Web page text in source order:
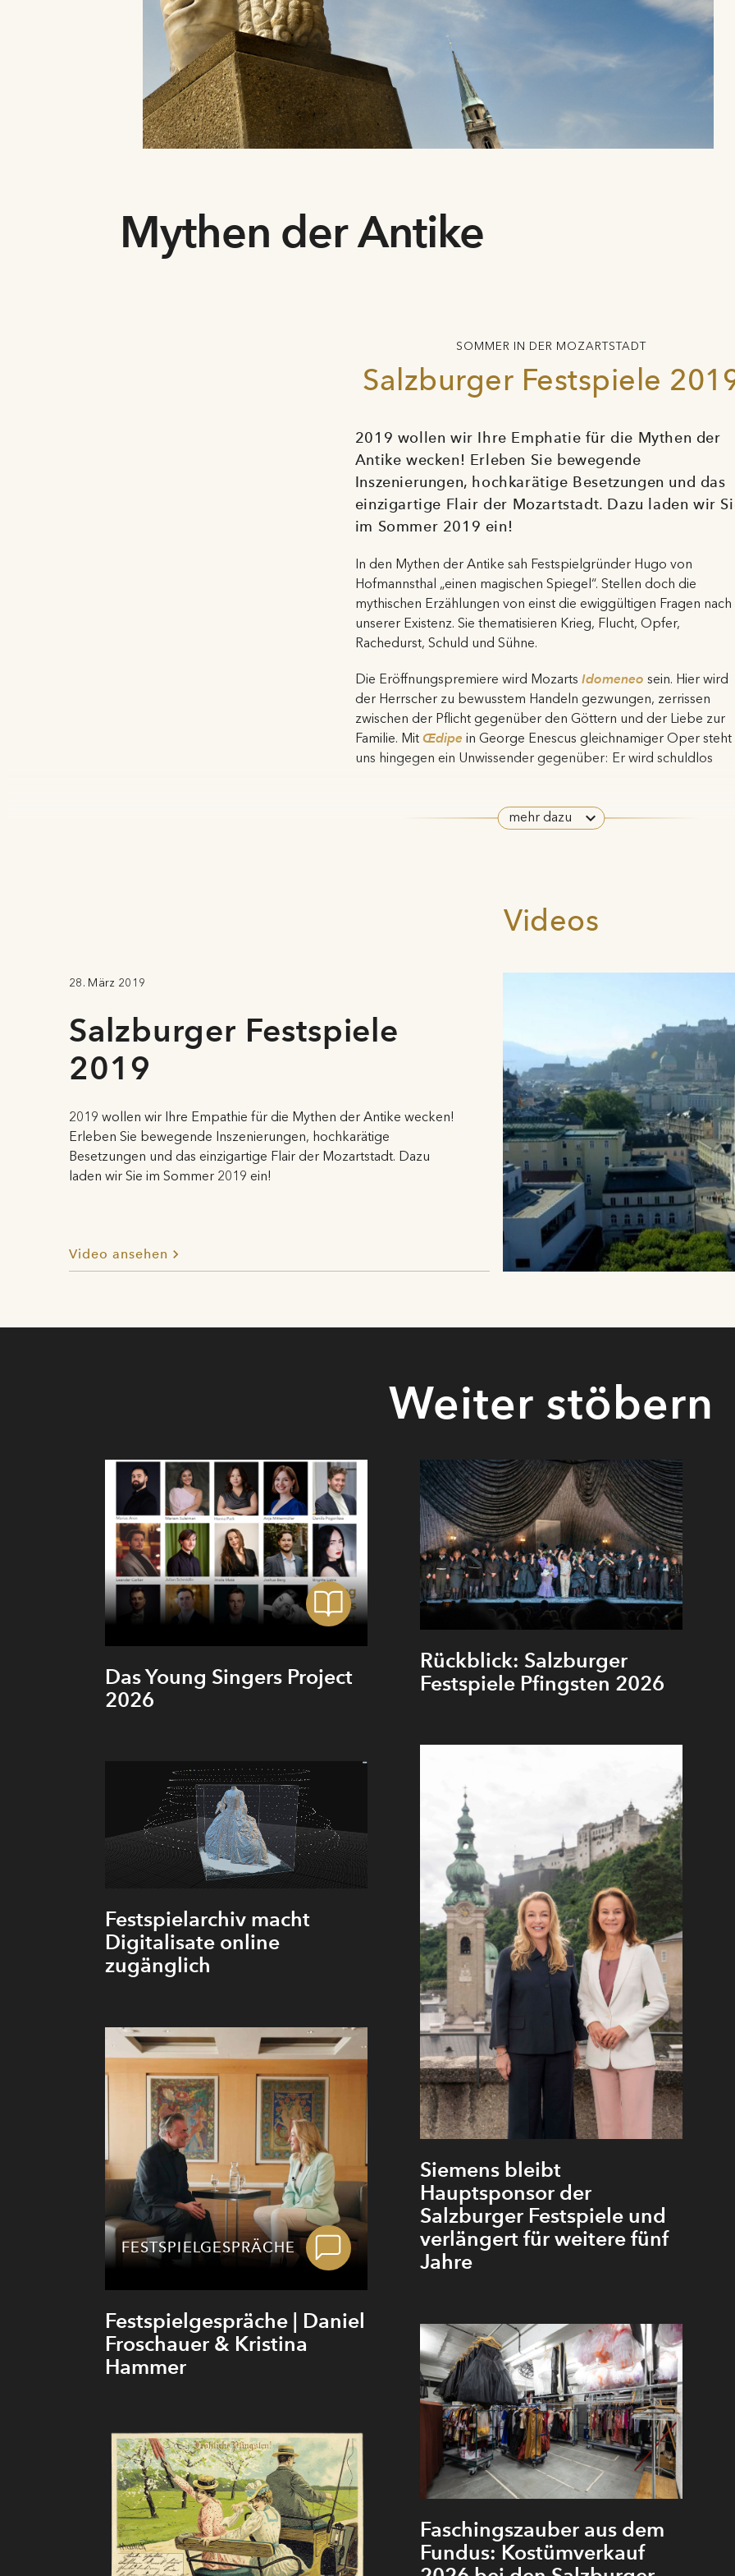
Mythen der Antike
SOMMER IN DER MOZARTSTADT
Salzburger Festspiele
2019 wollen wir Ihre Emphatie für die Mythen der
Antike wecken! Erleben Sie bewegende
Inszenierungen, hochkarätige Besetzungen und das
einzigartige Flair der Mozartstadt. Dazu laden wir
im Sommer 2019 ein!
In den Mythen der Antike sah Festspielgründer Hugo von
Hofmannsthal „einen magischen Spiegel“. Stellen doch die
mythischen Erzählungen von einst die ewiggültigen Fragen nach
unserer Existenz. Sie thematisieren Krieg, Flucht, Opfer,
Rachedurst, Schuld und Sühne.
Die Eröffnungspremiere wird Mozarts Idomeneo sein. Hier wird
der Herrscher zu bewusstem Handeln gezwungen, zerrissen
zwischen der Pflicht gegenüber den Göttern und der Liebe zur
Familie. Mit Œdipe in George Enescus gleichnamiger Oper steht
uns hingegen ein Unwissender gegenüber: Er wird schuldlos
uns an die schicksalhaften Verkettungen in den großen antiken
dem Stoff von Euripides’ Tragödie komponierte Luigi Cherubini
ein großes Seelendrama um enttäuschte Liebe
bietet uns hingegen, ausgehend von Heiner Müllers
Antikenkult seiner Zeit. Seine Operette
Orphée aux enfersist
Persiflage und Gesellschaftssatire zugleich.
Und wie jedes Jahr nehmen wir die Pfingstoper mit unserer
Cecilia Bartoliim Sommer wieder auf. Georg
Friedrich Händels
wurzelt tief im mündlichen Erzählschatz
vergangener Zeiten.
Mit den Mythen spielt auch das Schauspielprogramm. Die
Uraufführung von Theresia WalsersDie Empörtenüberträgt den
antiken Grundkonflikt von Antigone und Kreon in unsere Zeit.
Sommergäste
hingegen lassen sich als Antithese
mythologischen Erzählung lesen. Die Menschen sind für ihr
Monolog auf, eine weitere Uraufführung für die Salzburger
Festspiele an ungewöhnlichem Ort. Mit einer Marathonlesung
Homers Odyssee an: als Echo der Antike in unserer Zeit.
Wie sehr Erzählung auch Gesang war, davon zeugen
die antiken Epen. In unserer diesjährigenOuverture spirituelle
nehmen der Schmerz, die Klage und die Tränen klanglich
an. Sie berühren unsere Seele: sei es in Orlando di Lassos
di San Pietro, bei Palestrina, Gesualdo und Bach, in der Musik
Schostakowitschs oder bei Nono, Gubaidulina und Rihm.
mehr dazu
Videos
28. März 2019
Salzburger Festspiele
2019
2019 wollen wir Ihre Empathie für die Mythen der Antike wecken!
Erleben Sie bewegende Inszenierungen, hochkarätige
Besetzungen und das einzigartige Flair der Mozartstadt. Dazu
laden wir Sie im Sommer 2019 ein!
Video ansehen
Weiter stöbern
Das Young Singers Project
2026
Rückblick: Salzburger
Festspiele Pfingsten 2026
Siemens bleibt
Hauptsponsor der
Salzburger Festspiele und
verlängert für weitere fünf
Jahre
Festspielarchiv macht
Digitalisate online
zugänglich
FESTSPIELGESPRÄCHE
Festspielgespräche | Daniel
Froschauer & Kristina
Hammer
Faschingszauber aus dem
Fundus: Kostümverkauf